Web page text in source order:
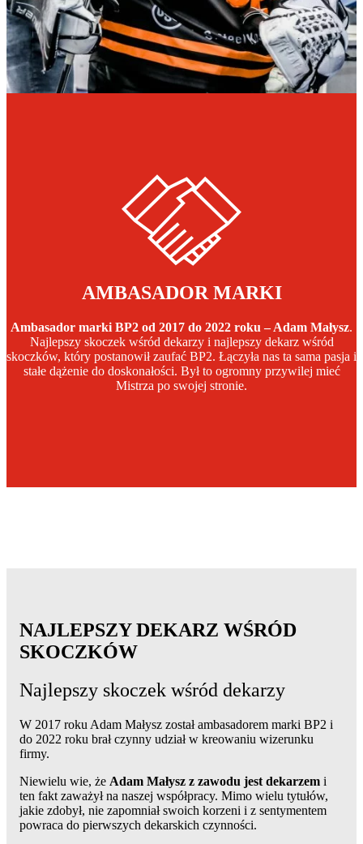
AMBASADOR MARKI
Ambasador marki BP2 od 2017 do 2022 roku – Adam Małysz.
Najlepszy skoczek wśród dekarzy i najlepszy dekarz wśród
skoczków, który postanowił zaufać BP2. Łączyła nas ta sama pasja i
stałe dążenie do doskonałości. Był to ogromny przywilej mieć
Mistrza po swojej stronie.
NAJLEPSZY DEKARZ WŚRÓD
SKOCZKÓW
Najlepszy skoczek wśród dekarzy
W 2017 roku Adam Małysz został ambasadorem marki BP2 i
do 2022 roku brał czynny udział w kreowaniu wizerunku
firmy.
Niewielu wie, że Adam Małysz z zawodu jest dekarzem i
ten fakt zaważył na naszej współpracy. Mimo wielu tytułów,
jakie zdobył, nie zapomniał swoich korzeni i z sentymentem
powraca do pierwszych dekarskich czynności.